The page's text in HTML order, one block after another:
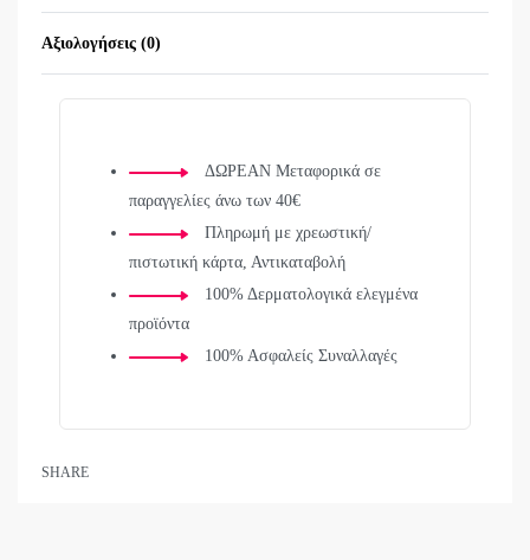
Αξιολογήσεις (0)
ΔΩΡΕΑΝ Μεταφορικά σε
παραγγελίες άνω των 40€
Πληρωμή με χρεωστική/
πιστωτική κάρτα, Αντικαταβολή
100% Δερματολογικά ελεγμένα
προϊόντα
100% Ασφαλείς Συναλλαγές
SHARE